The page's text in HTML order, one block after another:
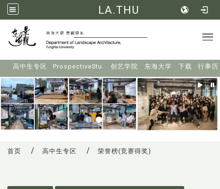
LA.THU
高中生专区 ProspectiveStu. 创艺学院 东海大学 下载 行事历
首页 高中生专区 荣誉榜(竞赛得奖)